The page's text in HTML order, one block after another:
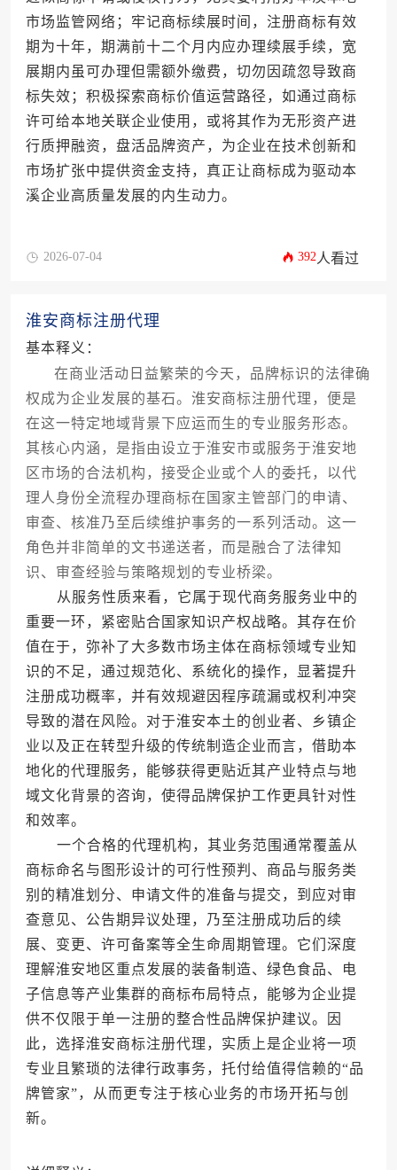
市场监管网络；牢记商标续展时间，注册商标有效
期为十年，期满前十二个月内应办理续展手续，宽
展期内虽可办理但需额外缴费，切勿因疏忽导致商
标失效；积极探索商标价值运营路径，如通过商标
许可给本地关联企业使用，或将其作为无形资产进
行质押融资，盘活品牌资产，为企业在技术创新和
市场扩张中提供资金支持，真正让商标成为驱动本
溪企业高质量发展的内生动力。
2026-07-04 392人看过
淮安商标注册代理
基本释义：
在商业活动日益繁荣的今天，品牌标识的法律确
权成为企业发展的基石。淮安商标注册代理，便是
在这一特定地域背景下应运而生的专业服务形态。
其核心内涵，是指由设立于淮安市或服务于淮安地
区市场的合法机构，接受企业或个人的委托，以代
理人身份全流程办理商标在国家主管部门的申请、
审查、核准乃至后续维护事务的一系列活动。这一
角色并非简单的文书递送者，而是融合了法律知
识、审查经验与策略规划的专业桥梁。
从服务性质来看，它属于现代商务服务业中的
重要一环，紧密贴合国家知识产权战略。其存在价
值在于，弥补了大多数市场主体在商标领域专业知
识的不足，通过规范化、系统化的操作，显著提升
注册成功概率，并有效规避因程序疏漏或权利冲突
导致的潜在风险。对于淮安本土的创业者、乡镇企
业以及正在转型升级的传统制造企业而言，借助本
地化的代理服务，能够获得更贴近其产业特点与地
域文化背景的咨询，使得品牌保护工作更具针对性
和效率。
一个合格的代理机构，其业务范围通常覆盖从
商标命名与图形设计的可行性预判、商品与服务类
别的精准划分、申请文件的准备与提交，到应对审
查意见、公告期异议处理，乃至注册成功后的续
展、变更、许可备案等全生命周期管理。它们深度
理解淮安地区重点发展的装备制造、绿色食品、电
子信息等产业集群的商标布局特点，能够为企业提
供不仅限于单一注册的整合性品牌保护建议。因
此，选择淮安商标注册代理，实质上是企业将一项
专业且繁琐的法律行政事务，托付给值得信赖的“品
牌管家”，从而更专注于核心业务的市场开拓与创
新。